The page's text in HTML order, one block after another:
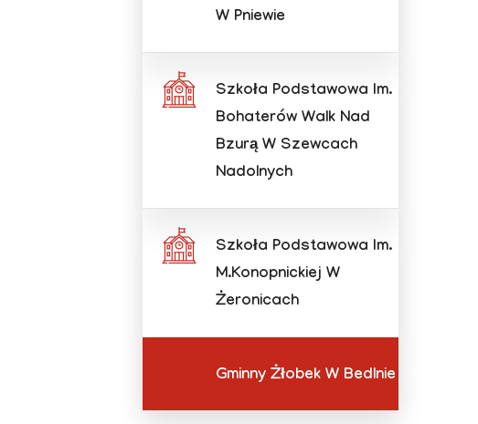
W Pniewie
Szkoła Podstawowa Im.
Bohaterów Walk Nad
Bzurą W Szewcach
Nadolnych
Szkoła Podstawowa Im.
M.Konopnickiej W
Żeronicach
Gminny Żłobek W Bedlnie